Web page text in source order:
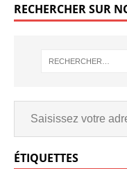
RECHERCHER SUR
ÉTIQUETTES